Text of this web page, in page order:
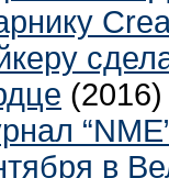
(2016)
в